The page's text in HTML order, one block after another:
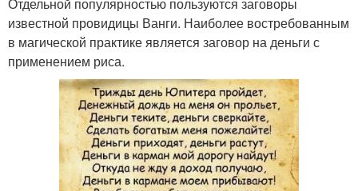
известной провидицы Ванги. Наиболее востребованным
в магической практике является заговор на деньги с
применением риса.